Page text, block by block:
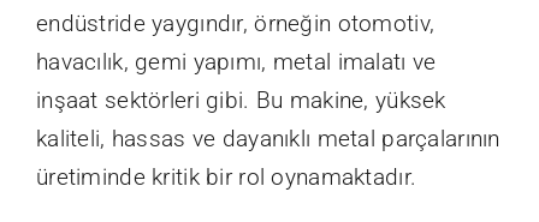
endüstride yaygındır, örneğin otomotiv,
havacılık, gemi yapımı, metal imalatı ve
inşaat sektörleri gibi. Bu makine, yüksek
kaliteli, hassas ve dayanıklı metal parçalarının
üretiminde kritik bir rol oynamaktadır.